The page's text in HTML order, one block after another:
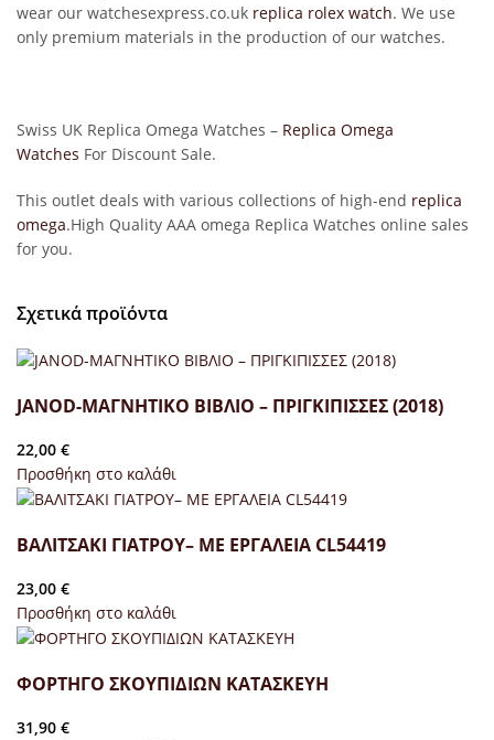
wear our watchesexpress.co.uk replica rolex watch. We use
only premium materials in the production of our watches.
Swiss UK Replica Omega Watches – Replica Omega
Watches For Discount Sale.
This outlet deals with various collections of high-end replica
omega.High Quality AAA omega Replica Watches online sales
for you.
Σχετικά προϊόντα
JANOD-ΜΑΓΝΗΤΙΚΟ ΒΙΒΛΙΟ – ΠΡΙΓΚΙΠΙΣΣΕΣ (2018)
22,00 €
Προσθήκη στο καλάθι
ΒΑΛΙΤΣΑΚΙ ΓΙΑΤΡΟΥ– ΜΕ ΕΡΓΑΛΕΙΑ CL54419
23,00 €
Προσθήκη στο καλάθι
ΦΟΡΤΗΓΟ ΣΚΟΥΠΙΔΙΩΝ ΚΑΤΑΣΚΕΥΗ
31,90 €